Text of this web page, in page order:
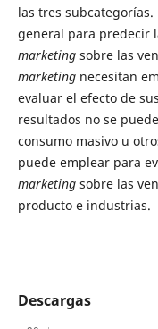
las tres
general para predecir
marketingsobre las
marketingnecesitan
evaluar el efecto de
resultados no se
consumo masivo u
puede emplear para
marketingsobre las
producto e industrias.
Descargas